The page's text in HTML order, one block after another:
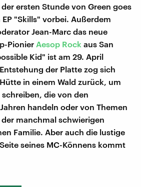
ersten Stunde von Green goes
"Skills" vorbei. Außerdem
Jean-Marc das neue
Pionier Aesop Rock aus San
Kid" ist am 29. April
der Platte zog sich
in einem Wald zurück, um
die von den
handeln oder von Themen
manchmal schwierigen
Familie. Aber auch die lustige
seines MC-Könnens kommt